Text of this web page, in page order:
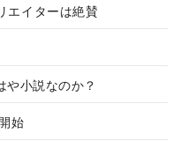
エイターは絶賛
や小説なのか？
始